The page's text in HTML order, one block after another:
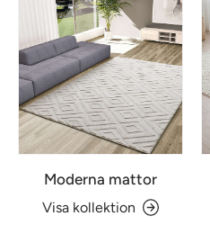
Moderna mattor
Visa kollektion